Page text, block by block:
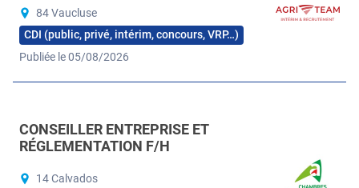
84 Vaucluse
CDI (public, privé, intérim, concours, VRP…)
Publiée le 05/08/2026
CONSEILLER ENTREPRISE ET
RÉGLEMENTATION F/H
14 Calvados